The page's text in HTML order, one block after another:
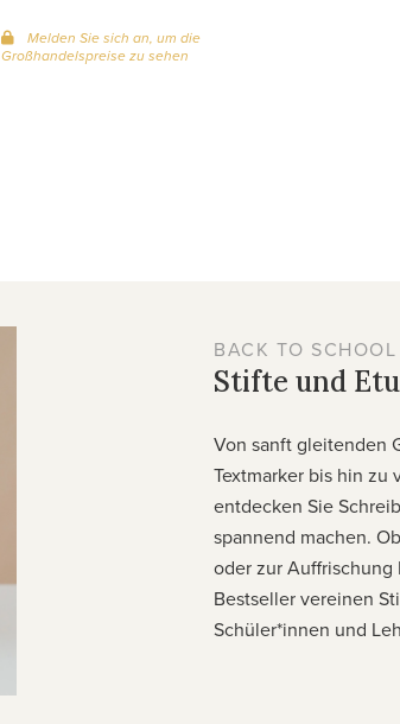
Melden Sie sich an, um die
Großhandelspreise zu sehen
BACK TO SCHOOL
Stifte und
Von sanft gleitenden
Textmarker bis hin zu
entdecken Sie
spannend machen.
oder zur
Bestseller vereinen
Schüler*innen und